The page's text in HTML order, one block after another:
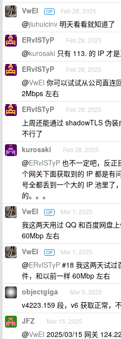
VwEI OP Feb 28, 2025
@jiuhuicinv 明天看看就知道了
ERvISTyP Feb 28, 2025
@kurosaki 只有 113. 的 IP 才
ERvISTyP Feb 28, 2025
@VwEI 你可以试试从公司直连
2Mbps 左右
ERvISTyP Feb 28, 2025
上周还能通过 shadowTLS 伪
不行了
kurosaki Feb 28, 2025
@ERvISTyP 也不一定吧，反正
个网关下面获取到的 IP 都是有
号全都丢到一个大的 IP 池里了
的。。。
VwEI OP Mar 1, 2025
我这两天用过 QQ 和百度网盘
60Mbp 左右
VwEI OP Mar 1, 2025
@ERvISTyP #18 我这两天试过
件，和以前一样 60Mbp 左右
objectgiga Mar 5, 2025
v4223.159 段，v6 获取正常，
JFZ Mar 15, 2025
@VwEI 2025/03/15 网关